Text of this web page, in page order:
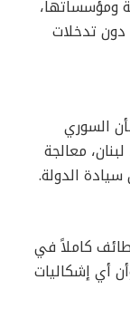
ومؤسساتها،
دون تدخلات
السوري
معالجة
الدولة.
كاملاً في
أي إشكاليات